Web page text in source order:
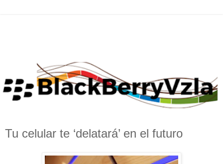
Tu celular te ‘delatará’ en el futuro